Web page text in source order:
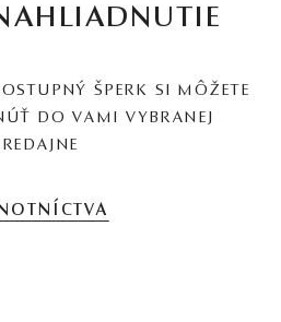
ŠPERK SI MÔŽETE
DO VAMI VYBRANEJ